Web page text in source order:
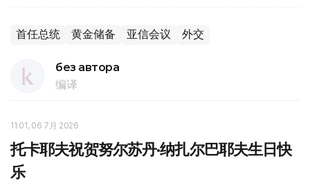
首任总统 黄金储备 亚信会议 外交
без автора
编译
11:01, 06 7月 2026
托卡耶夫祝贺努尔苏丹·纳扎尔巴耶夫生日快
乐